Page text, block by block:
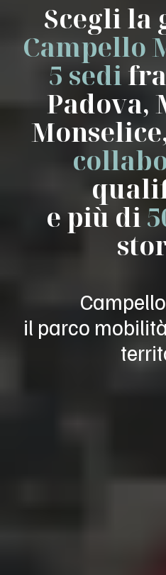
Scegli la
Campello
5 sedifra
Padova,
e più di
il parco